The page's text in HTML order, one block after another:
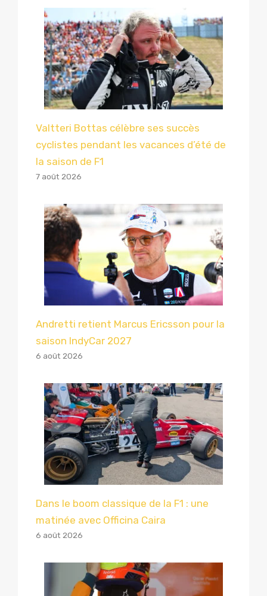
Valtteri Bottas célèbre ses succès
cyclistes pendant les vacances d’été de
la saison de F1
7 août 2026
Andretti retient Marcus Ericsson pour la
saison IndyCar 2027
6 août 2026
Dans le boom classique de la F1 : une
matinée avec Officina Caira
6 août 2026